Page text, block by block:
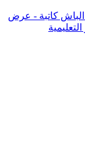
الباش كاتبة - عرض